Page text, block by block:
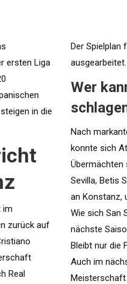
ersten Liga
in die
im
zurück auf
Real
Der Spielplan
ausgearbeitet.
Wer
Nach
konnte sich
Übermächten
Sevilla, Betis
an Konstanz,
Wie sich San
nächste
Bleibt nur die
Auch im
Meisterschaft